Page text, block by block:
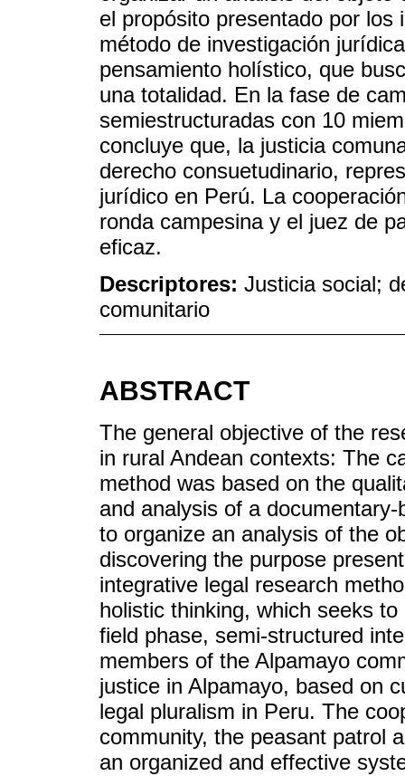
el propósito presentado por
método de investigación
pensamiento holístico, que
una totalidad. En la fase de
semiestructuradas con 10
concluye que, la justicia
derecho consuetudinario,
jurídico en Perú. La
ronda campesina y el juez de
eficaz.
Descriptores: Justicia social;
comunitario
ABSTRACT
The general objective of the
in rural Andean contexts: The
method was based on the
and analysis of a
to organize an analysis of the
discovering the purpose
integrative legal research
holistic thinking, which seeks
field phase, semi-structured
members of the Alpamayo
justice in Alpamayo, based on
legal pluralism in Peru. The
community, the peasant patrol
an organized and effective